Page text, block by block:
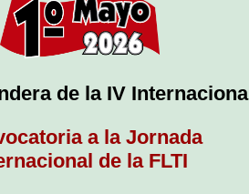
de la IV
a la Jornada
de la FLTI